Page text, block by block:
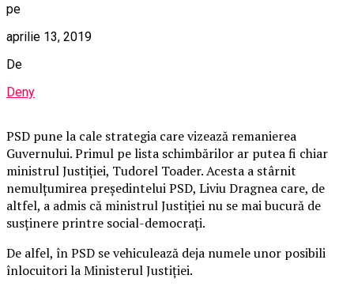
pe
aprilie 13, 2019
De
Deny
PSD pune la cale strategia care vizează remanierea
Guvernului. Primul pe lista schimbărilor ar putea fi chiar
ministrul Justiției, Tudorel Toader. Acesta a stârnit
nemulțumirea președintelui PSD, Liviu Dragnea care, de
altfel, a admis că ministrul Justiției nu se mai bucură de
susținere printre social-democrați.
De alfel, în PSD se vehiculează deja numele unor posibili
înlocuitori la Ministerul Justiției.